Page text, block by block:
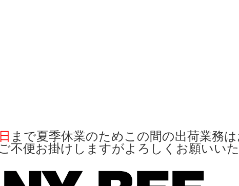
まで夏季休業のためこの間の出荷業務
不便お掛けしますがよろしくお願いい